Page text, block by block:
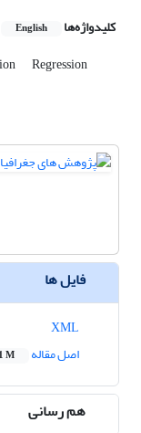
کلیدواژه‌ها English
Regression
فایل ها
اصل مقاله
M
هم رسانی